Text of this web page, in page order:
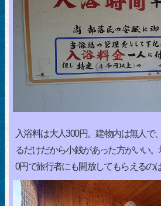
入浴料は大人300円。建物内は無人で
るだけだから小銭があった方がいい
0円で旅行者にも開放してもらえるの